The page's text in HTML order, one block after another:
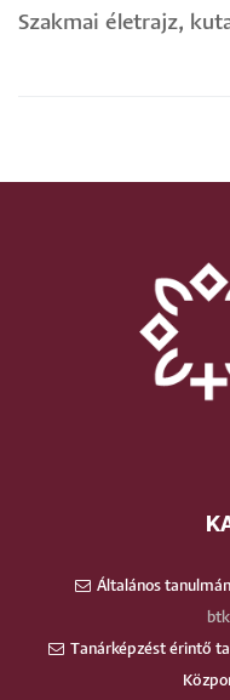
Szakmai életrajz,
Általános
Tanárképzést érintő